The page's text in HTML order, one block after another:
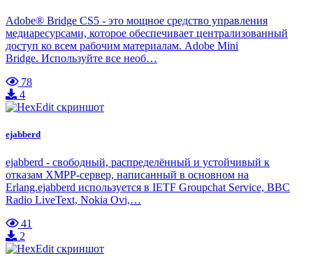
Adobe® Bridge CS5 - это мощное средство управления
медиаресурсами, которое обеспечивает централизованный
доступ ко всем рабочим материалам. Adobe Mini
Bridge. Используйте все необ…
78
4
ejabberd
ejabberd - свободный, распределённый и устойчивый к
отказам XMPP-сервер, написанный в основном на
Erlang.ejabberd используется в IETF Groupchat Service, BBC
Radio LiveText, Nokia Ovi,…
41
2